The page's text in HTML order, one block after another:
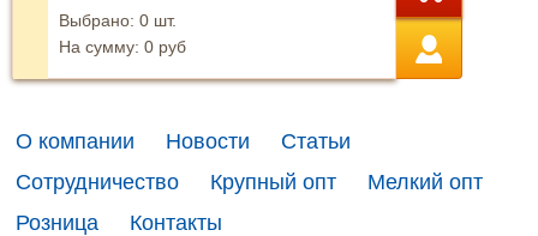
Выбрано: 0 шт.
На сумму: 0 руб
О компании Новости
Статьи
Сотрудничество
Крупный опт
Мелкий опт
Розница
Контакты